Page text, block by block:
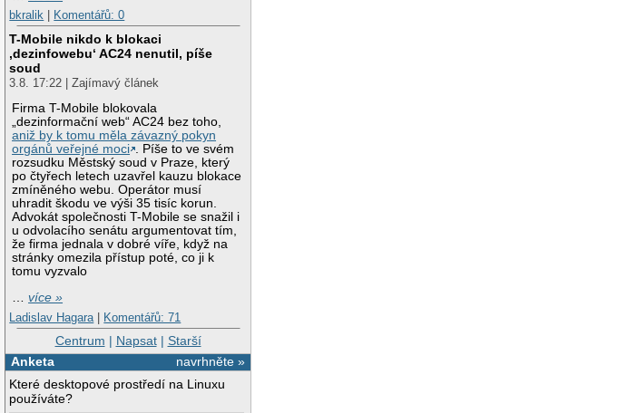
bkralik
Komentářů: 0
T-Mobile nikdo k blokaci
‚dezinfowebu‘ AC24 nenutil, píše
soud
3.8. 17:22 | Zajímavý článek
Firma T-Mobile blokovala
„dezinformační web“ AC24 bez toho,
aniž by k tomu měla závazný pokyn
orgánů veřejné moci . Píše to ve svém
rozsudku Městský soud v Praze, který
po čtyřech letech uzavřel kauzu blokace
zmíněného webu. Operátor musí
uhradit škodu ve výši 35 tisíc korun.
Advokát společnosti T-Mobile se snažil i
u odvolacího senátu argumentovat tím,
že firma jednala v dobré víře, když na
stránky omezila přístup poté, co ji k
tomu vyzvalo
…více »
Ladislav Hagara | Komentářů: 71
Centrum | Napsat| Starší
navrhněte »
Anketa
Které desktopové prostředí na Linuxu
používáte?